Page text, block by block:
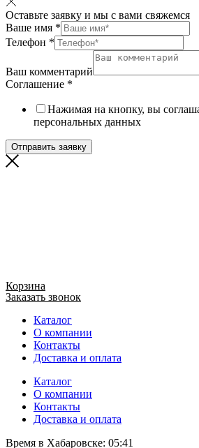
Оставьте заявку и мы с вами свяжемся
Ваше имя *
Телефон *
Ваш комментарий
Соглашение *
Нажимая на кнопку, вы
персональных данных
Отправить заявку
Корзина
Заказать звонок
Каталог
О компании
Контакты
Доставка и оплата
Каталог
О компании
Контакты
Доставка и оплата
Время в Хабаровске: 05:41